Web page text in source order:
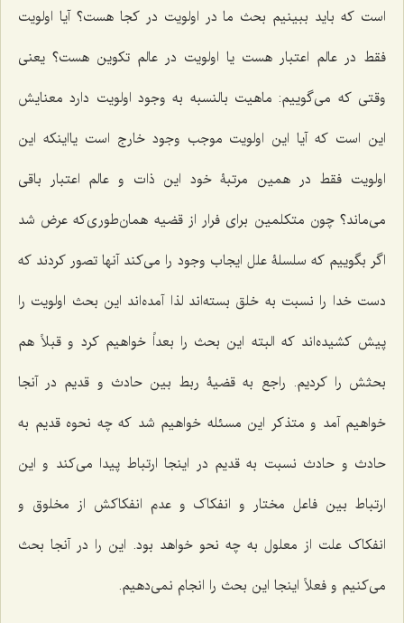
است که باید ببینیم بحث ما در اولویت در کجا هست؟ آیا اولویت
فقط در عالم اعتبار هست یا اولویت در عالم تکوین هست؟ یعنی
وقتی که می‌گوییم: ماهیت بالنسبه به وجود اولویت دارد معنایش
این است که آیا این اولویت موجب وجود خارج است یااینکه این
اولویت فقط در همین مرتبۀ خود این ذات و عالم اعتبار باقی
می‌ماند؟ چون متکلمین برای فرار از قضیه همان‌طوری‌که عرض شد
اگر بگوییم که سلسلۀ علل ایجاب وجود را می‌کند آنها تصور کردند که
دست خدا را نسبت به خلق بسته‌اند لذا آمده‌اند این بحث اولویت را
پیش کشیده‌اند که البته این بحث را بعداً خواهیم کرد و قبلاً هم
بحثش را کردیم. راجع به قضیۀ ربط بین حادث و قدیم در آنجا
خواهیم آمد و متذکر این مسئله خواهیم شد که چه نحوه قدیم به
حادث و حادث نسبت به قدیم در اینجا ارتباط پیدا می‌کند و این
ارتباط بین فاعل مختار و انفکاک و عدم انفکاکش از مخلوق و
انفکاک علت از معلول به چه نحو خواهد بود. این را در آنجا بحث
می‌کنیم و فعلاً اینجا این بحث را انجام نمی‌دهیم.